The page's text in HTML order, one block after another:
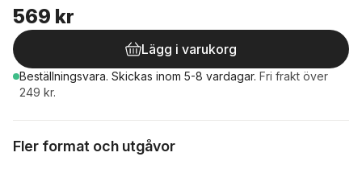
569 kr
Lägg i varukorg
Beställningsvara. Skickas inom 5-8 vardagar. Fri frakt över
249 kr.
Fler format och utgåvor